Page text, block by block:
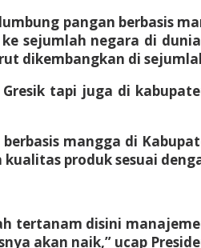
pangan berbasis
sejumlah negara di
dikembangkan di
tapi juga di
mangga di
produk sesuai
tertanam disini
akan naik,” ucap